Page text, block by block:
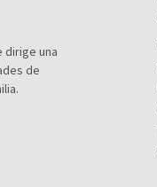
dirige una
de